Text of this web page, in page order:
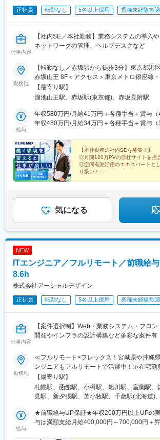
正社員 転勤なし 5名以上採用 業種未経験歓迎
仕事内容
【社内SE／本社勤務】業務システムの導入
ネットワークの管理、ヘルプデスクなど
勤務地
【転勤なし／赤坂駅から徒歩3分】東京都港
赤坂山王 8F＜アクセス＞東京メトロ銀座線・
駅」より徒歩6分東京メトロ千代田線「赤坂
メトロ南北線・銀座線「溜池山王駅」より徒
対策：屋内全面禁
【最寄り駅】
溜池山王駅、赤坂駅(東京都)、赤坂見附駅
給与
年収580万円/月給41万円＋各種手当＋賞与（
年収480万円/月給34万円＋各種手当＋賞与（
【本社勤務の社内SEを募集！】
◎月間120万PVの自社サイトを担
◎空間有効活用のエキスパートと
り扱い！
気になる
NEW
ITエンジニア／フルリモート／前職給
8.6h
株式会社アーシャルデザイン
正社員 転勤なし 5名以上採用 業種未経験歓迎
仕事内容
【案件選択制】Web・業務システム・フロ
開発やインフラの設計構築など多彩な案件有
勤務地
≪フルリモート×フレックス！宮城県や沖縄
ンジニアもフルリモートで活躍中！≫在宅勤
希望により一都三県・大阪・名古屋・福岡を
プロジェクト先での勤務となります。★転居
せん。★プロジェクトは希望や適性を考慮し
区神宮前2-4-11 Daiwa神宮前ビル3階■大阪
市西区靱本町2丁目2-22 ウツボパークビル
【最寄り駅】
札幌駅、函館駅、小樽駅、旭川駅、室蘭駅、
見駅、新夕張駅、苫小牧駅、千歳駅(北海道)
盛駅、久慈駅、仙台駅、石巻駅、杜せきのし
県)、くりこま高原駅、多賀城駅、気仙沼駅、
給与
★前職給与UP保証★年収200万円以上UPの
与は満額支給月給400,000円～700,000円＋